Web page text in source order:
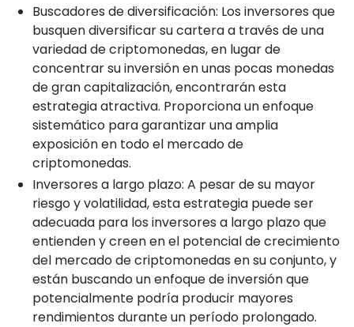
Buscadores de diversificación: Los inversores que
busquen diversificar su cartera a través de una
variedad de criptomonedas, en lugar de
concentrar su inversión en unas pocas monedas
de gran capitalización, encontrarán esta
estrategia atractiva. Proporciona un enfoque
sistemático para garantizar una amplia
exposición en todo el mercado de
criptomonedas.
Inversores a largo plazo: A pesar de su mayor
riesgo y volatilidad, esta estrategia puede ser
adecuada para los inversores a largo plazo que
entienden y creen en el potencial de crecimiento
del mercado de criptomonedas en su conjunto, y
están buscando un enfoque de inversión que
potencialmente podría producir mayores
rendimientos durante un período prolongado.